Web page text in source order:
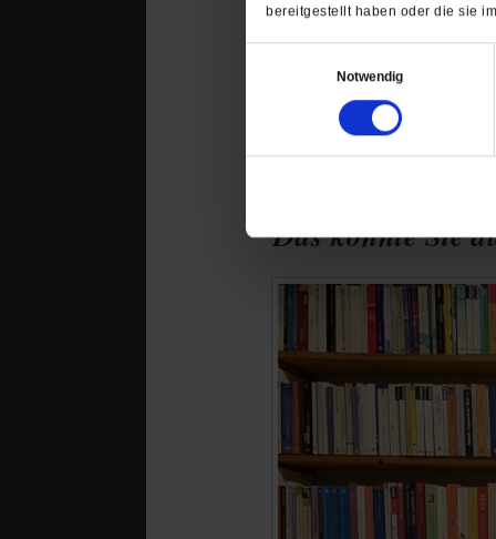
bereitgestellt haben oder die sie
Notwendig
Das könnte Sie
sollten die